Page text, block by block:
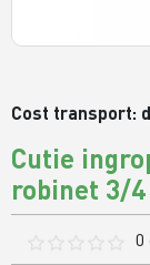
Cost transport:
Cutie
robinet 3/4
0